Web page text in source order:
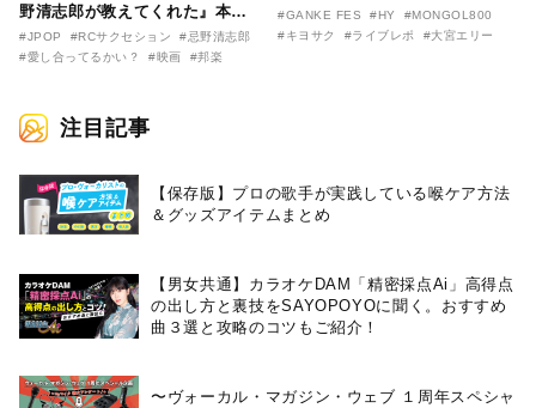
野清志郎が教えてくれた』本予
告映像とキービジュアルがつい
に解禁！ キヨシロー関連商品も
#JPOP #RCサクセション
#忌野清志郎
#愛し合ってるかい？
#映画 #邦楽
リー作『アイヌの神々の崖』を
前に、キヨサク
#GANKE FES #HY
#MONGOL800
#キヨサク
#ライブレポ #大宮エリー
注目記事
【保存版】プロの歌手が実践している喉ケア⽅法
＆グッズアイテムまとめ
【男女共通】カラオケDAM「精密採点Ai」高得点
の出し方と裏技をSAYOPOYOに聞く。おすすめ
曲３選と攻略のコツもご紹介！
〜ヴォーカル・マガジン・ウェブ １周年スペシャ